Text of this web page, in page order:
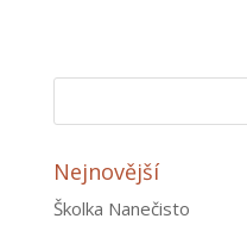
Nejnovější
Školka Nanečisto